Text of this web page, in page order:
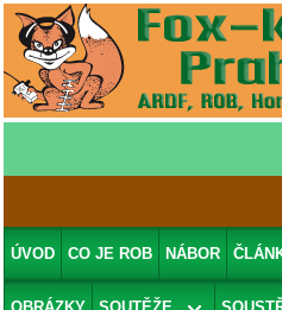
ÚVOD CO JE ROB NÁBOR
pp16-e3-k3-030 (v
pomalá-3)